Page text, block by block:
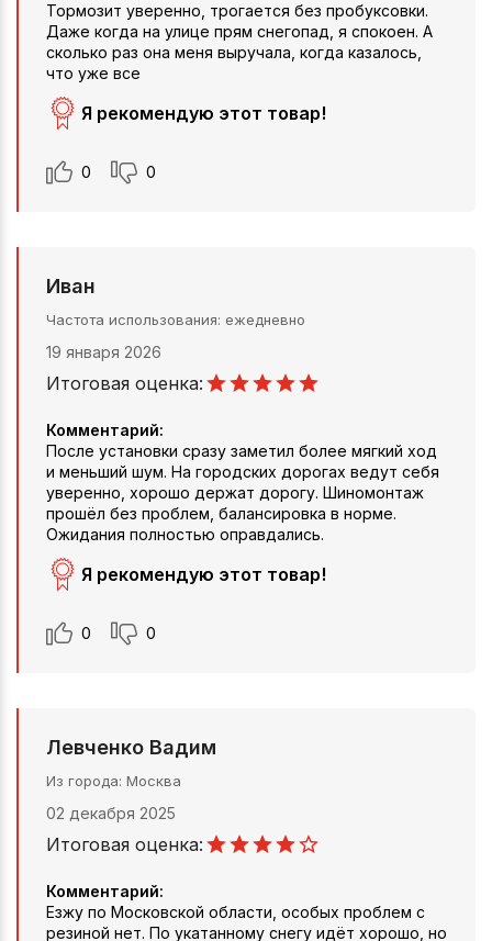
Тормозит уверенно, трогается без пробуксовки.
Даже когда на улице прям снегопад, я спокоен. А
сколько раз она меня выручала, когда казалось,
что уже все
Я рекомендую этот товар!
0 0
Иван
Частота использования ежедневно
19 января 2026
Итоговая оценка:
Комментарий:
После установки сразу заметил более мягкий ход
и меньший шум. На городских дорогах ведут себя
уверенно, хорошо держат дорогу. Шиномонтаж
прошёл без проблем, балансировка в норме.
Ожидания полностью оправдались.
Я рекомендую этот товар!
0 0
Левченко Вадим
Из города Москва
02 декабря 2025
Итоговая оценка:
Комментарий:
Езжу по Московской области, особых проблем с
резиной нет. По укатанному снегу идёт хорошо, но